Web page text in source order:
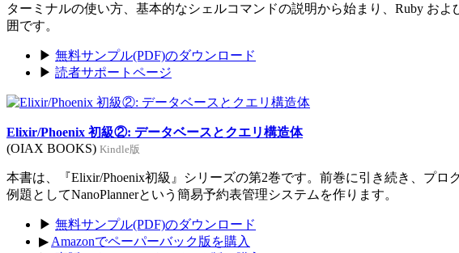
ターミナルの使い方、基本的なシェルコマンドの説明から始まり、Ruby お
囲です。
▶ 無料サンプル(PDF)のダウンロード
▶ 読者サポートページ
Elixir/Phoenix 初級②: データベースとクエリ構造体
(OIAX BOOKS) Kindle版
本書は、『Elixir/Phoenix初級』シリーズの第2巻です。前巻に引き続き、プ
例題としてNanoPlannerという簡易予約表管理システムを作ります。
▶ 無料サンプル(PDF)のダウンロード
▶ Amazonでペーパーバック版を購入